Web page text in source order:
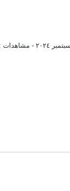
- مشاهدات :